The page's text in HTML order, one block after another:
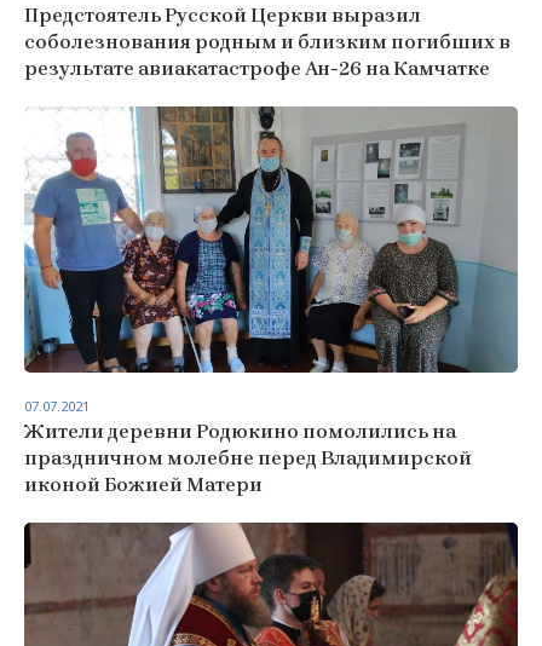
Предстоятель Русской Церкви выразил
соболезнования родным и близким погибших в
результате авиакатастрофе Ан-26 на Камчатке
Жители деревни Родюкино помолились на
праздничном молебне перед Владимирской
иконой Божией Матери
07.07.2021